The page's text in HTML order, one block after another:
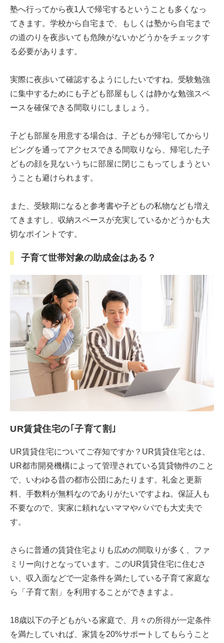
塾へ行ってから夜1人で帰宅するということも多くなっ
てきます。学校から自宅まで、もしくは塾から自宅まで
の道のりを夜歩いても危険がないかどうかをチェックす
る必要があります。
実際に夜歩いて確認するようにしたいですね。受験勉強
に集中するためにも子ども部屋もしくは静かな勉強スペ
ースを確保できる間取りにしましょう。
子ども部屋を用意する場合は、子どもが帰宅してからリ
ビングを通ってアクセスできる間取りなら、帰宅した子
どもの顔を見ないうちに部屋に閉じこもってしまうとい
うことも避けられます。
また、受験期になると参考書や子どもの私物なども増え
てきますし、収納スペースが充実しているかどうかも大
切なポイントです。
子育て世帯対象の助成金はある？
UR賃貸住宅の｢子育て割｣
UR賃貸住宅についてご存知ですか？UR賃貸住宅とは、
UR都市開発機構によって管理されている賃貸物件のこと
で、いわゆる昔の都市公団にあたります。礼金と更新
料、手数料が無料なのでありがたいですよね。保証人も
不要なので、実家に頼れないママやパパでも大丈夫で
す。
さらに普通の賃貸住宅よりも広めの間取りが多く、ファ
ミリー向けとなっています。このUR賃貸住宅に住むさ
い、収入面などで一定条件を満たしている子育て家庭な
ら「子育て割」を利用することができますよ。
18歳以下の子どもがいる家庭で、月々の所得が一定条件
を満たしていれば、家賃を20%サポートしてもらうこと